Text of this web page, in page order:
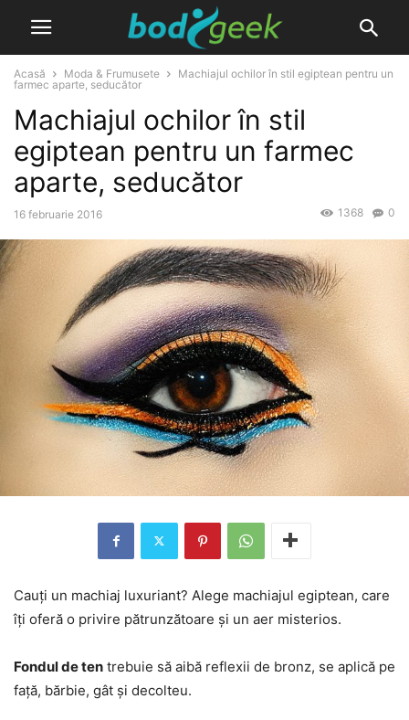
Acasă Moda & Frumusete
Machiajul ochilor în stil egiptean pentru un
farmec aparte, seducător
Machiajul ochilor în stil
egiptean pentru un farmec
aparte, seducător
16 februarie 2016 0
1368
Cauți un machiaj luxuriant? Alege machiajul egiptean, care
îți oferă o privire pătrunzătoare și un aer misterios.
Fondul de ten trebuie să aibă reflexii de bronz, se aplică pe
față, bărbie, gât și decolteu.